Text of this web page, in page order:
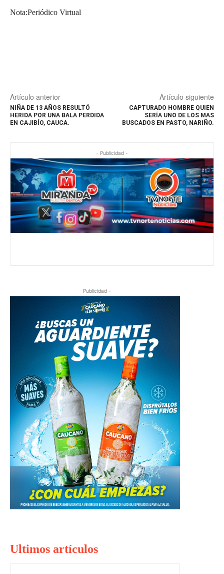
Nota:Periódico Virtual
Artículo anterior
NIÑA DE 13 AÑOS RESULTÓ
HERIDA POR UNA BALA PERDIDA
EN CAJIBÍO, CAUCA.
Artículo siguiente
CAPTURADO HOMBRE QUIEN
SERÍA UNO DE LOS MAS
BUSCADOS EN PASTO, NARIÑO.
- Publicidad -
- Publicidad -
Ultimos artículos